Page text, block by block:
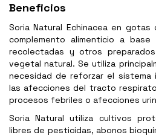
Beneficios
Soria Natural Echinacea en
complemento alimenticio a base
recolectadas y otros
vegetal natural. Se utiliza
necesidad de reforzar el sistema
las afecciones del tracto
procesos febriles o afecciones
Soria Natural utiliza cultivos
libres de pesticidas, abonos